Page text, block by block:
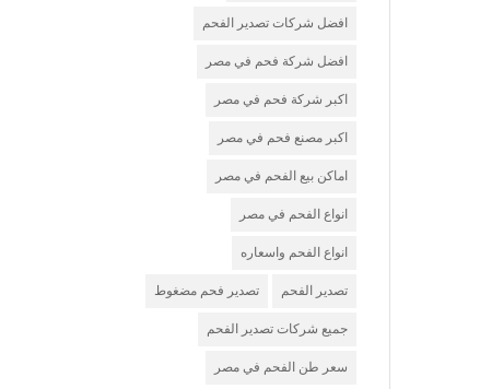
افضل شركات تصدير الفحم
افضل شركة فحم في مصر
اكبر شركة فحم في مصر
اكبر مصنع فحم في مصر
اماكن بيع الفحم في مصر
انواع الفحم في مصر
انواع الفحم واسعاره
تصدير الفحم تصدير فحم مضغوط
جميع شركات تصدير الفحم
سعر طن الفحم في مصر